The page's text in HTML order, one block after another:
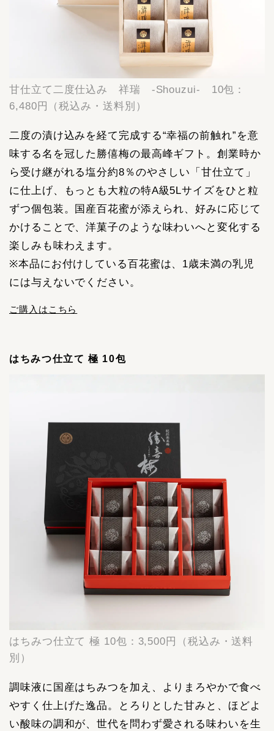
甘仕立て二度仕込み 祥瑞 -Shouzui- 10包：
6,480円（税込み・送料別）
二度の漬け込みを経て完成する“幸福の前触れ”を意
味する名を冠した勝僖梅の最高峰ギフト。創業時か
ら受け継がれる塩分約8％のやさしい「甘仕立て」
に仕上げ、もっとも大粒の特A級5Lサイズをひと粒
ずつ個包装。国産百花蜜が添えられ、好みに応じて
かけることで、洋菓子のような味わいへと変化する
楽しみも味わえます。
※本品にお付けしている百花蜜は、1歳未満の乳児
には与えないでください。
ご購入はこちら
はちみつ仕立て 極 10包
はちみつ仕立て 極 10包：3,500円（税込み・送料
別）
調味液に国産はちみつを加え、よりまろやかで食べ
やすく仕上げた逸品。とろりとした甘みと、ほどよ
い酸味の調和が、世代を問わず愛される味わいを生